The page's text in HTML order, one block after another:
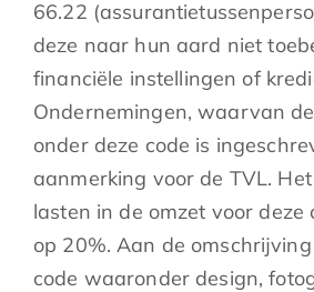
66.22
deze naar hun aard niet
financiële instellingen of
Ondernemingen, waarvan
onder deze code is
aanmerking voor de TVL.
lasten in de omzet voor deze
op 20%. Aan de
code waaronder design,